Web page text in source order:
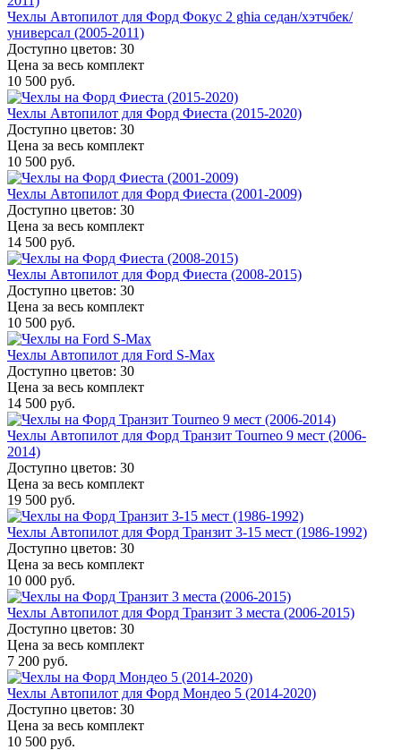
Чехлы Автопилот для Форд Фокус 2 ghia седан/хэтчбек/
универсал (2005-2011)
Доступно цветов: 30
Цена за весь комплект
10 500 руб.
Чехлы Автопилот для Форд Фиеста (2015-2020)
Доступно цветов: 30
Цена за весь комплект
10 500 руб.
Чехлы Автопилот для Форд Фиеста (2001-2009)
Доступно цветов: 30
Цена за весь комплект
14 500 руб.
Чехлы Автопилот для Форд Фиеста (2008-2015)
Доступно цветов: 30
Цена за весь комплект
10 500 руб.
Чехлы Автопилот для Ford S-Max
Доступно цветов: 30
Цена за весь комплект
14 500 руб.
Чехлы Автопилот для Форд Транзит Tourneo 9 мест (2006-
2014)
Доступно цветов: 30
Цена за весь комплект
19 500 руб.
Чехлы Автопилот для Форд Транзит 3-15 мест (1986-1992)
Доступно цветов: 30
Цена за весь комплект
10 000 руб.
Чехлы Автопилот для Форд Транзит 3 места (2006-2015)
Доступно цветов: 30
Цена за весь комплект
7 200 руб.
Чехлы Автопилот для Форд Мондео 5 (2014-2020)
Доступно цветов: 30
Цена за весь комплект
10 500 руб.